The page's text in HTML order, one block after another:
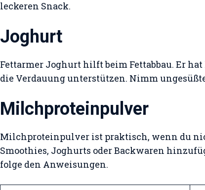
leckeren Snack.
Joghurt
Fettarmer Joghurt hilft beim Fettabbau. Er
die Verdauung unterstützen. Nimm
Milchproteinpulver
Milchproteinpulver ist praktisch, wenn du
Smoothies, Joghurts oder Backwaren
folge den Anweisungen.